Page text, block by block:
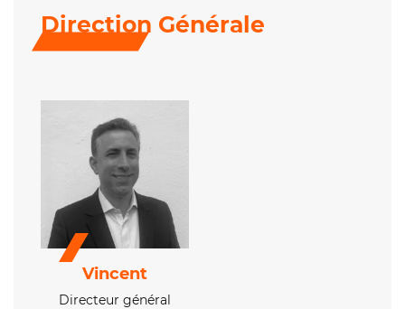
Direction Générale
Vincent
Directeur général